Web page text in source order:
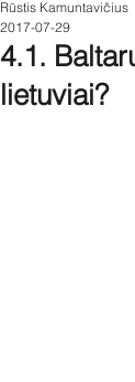
4.1.
lietuviai?
Rūstis Kamuntavičius
2017-07-29